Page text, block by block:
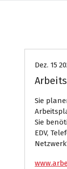
Dez. 15
Sie
Sie
EDV,